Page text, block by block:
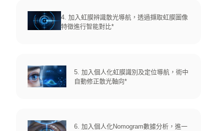
4. 加入虹膜辨識散光導航，透過擷取虹膜圖像
特徵進行智能對比*
5. 加入個人化虹膜識別及定位導航，術中
自動修正散光軸向*
6. 加入個人化Nomogram數據分析，進一